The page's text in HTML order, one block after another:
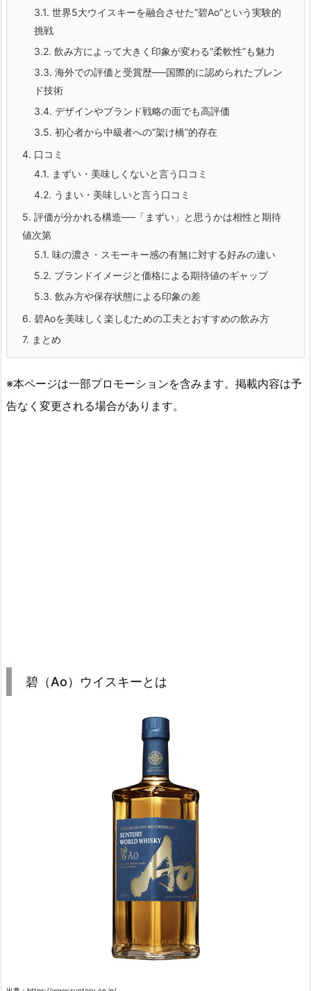
3.1. 世界5大ウイスキーを融合させた“碧Ao”という実験的
挑戦
3.2. 飲み方によって大きく印象が変わる“柔軟性”も魅力
3.3. 海外での評価と受賞歴──国際的に認められたブレン
ド技術
3.4. デザインやブランド戦略の面でも高評価
3.5. 初心者から中級者への“架け橋”的存在
4. 口コミ
4.1. まずい・美味しくないと言う口コミ
4.2. うまい・美味しいと言う口コミ
5. 評価が分かれる構造──「まずい」と思うかは相性と期待
値次第
5.1. 味の濃さ・スモーキー感の有無に対する好みの違い
5.2. ブランドイメージと価格による期待値のギャップ
5.3. 飲み方や保存状態による印象の差
6. 碧Aoを美味しく楽しむための工夫とおすすめの飲み方
7. まとめ
※本ページは一部プロモーションを含みます。掲載内容は予
告なく変更される場合があります。
碧（Ao）ウイスキーとは